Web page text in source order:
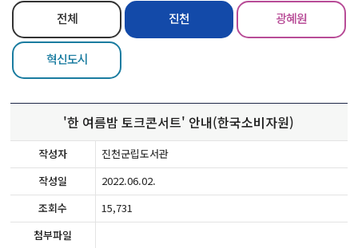
전체 진천 광혜원
혁신도시
'한 여름밤 토크콘서트' 안내(한국소비자원)
작성자
진천군립도서관
작성일
2022.06.02.
조회수
15,731
첨부파일